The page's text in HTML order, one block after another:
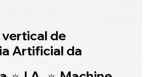
vertical de
Artificial da